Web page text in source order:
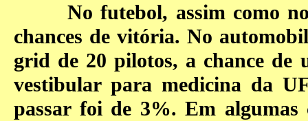
No futebol, assim como no
chances de vitória. No
grid de 20 pilotos, a chance
vestibular para medicina da
passar foi de 3%. Em